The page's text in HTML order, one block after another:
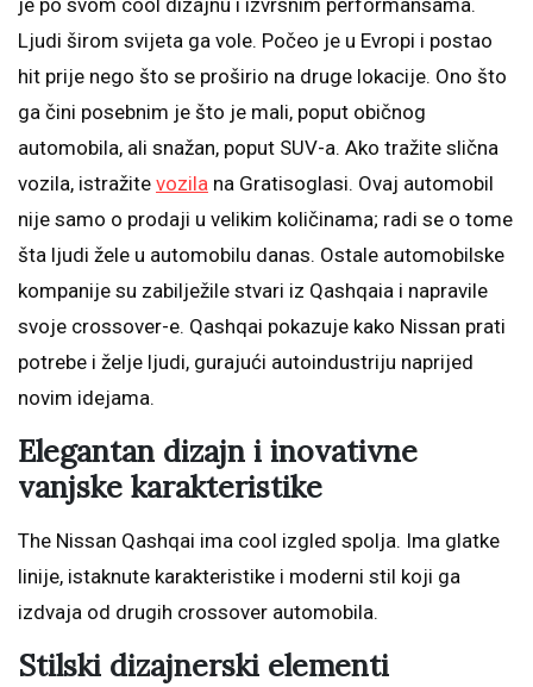
je po svom cool dizajnu i izvrsnim performansama.
Ljudi širom svijeta ga vole. Počeo je u Evropi i postao
hit prije nego što se proširio na druge lokacije. Ono što
ga čini posebnim je što je mali, poput običnog
automobila, ali snažan, poput SUV-a. Ako tražite slična
vozila, istražite vozila na Gratisoglasi. Ovaj automobil
nije samo o prodaji u velikim količinama; radi se o tome
šta ljudi žele u automobilu danas. Ostale automobilske
kompanije su zabilježile stvari iz Qashqaia i napravile
svoje crossover-e. Qashqai pokazuje kako Nissan prati
potrebe i želje ljudi, gurajući autoindustriju naprijed
novim idejama.
Elegantan dizajn i inovativne
vanjske karakteristike
The Nissan Qashqai ima cool izgled spolja. Ima glatke
linije, istaknute karakteristike i moderni stil koji ga
izdvaja od drugih crossover automobila.
Stilski dizajnerski elementi